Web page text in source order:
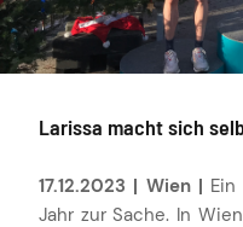
Larissa macht sich
17.12.2023 | Wien |
Jahr zur Sache. In